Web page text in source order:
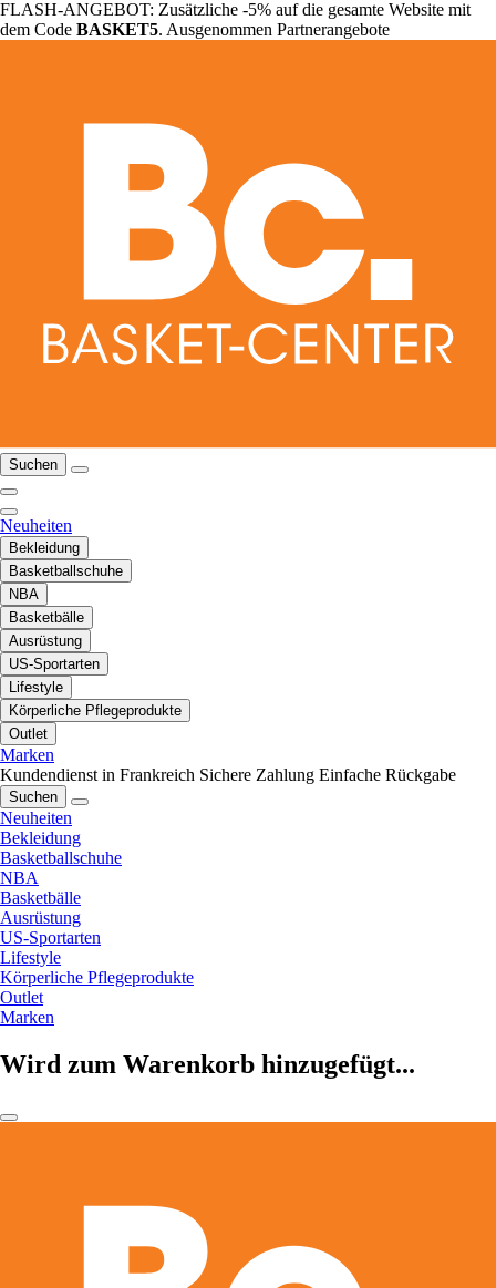
FLASH-ANGEBOT: Zusätzliche -5% auf die gesamte Website mit
dem Code BASKET5. Ausgenommen Partnerangebote
Suchen
Neuheiten
Bekleidung
Basketballschuhe
NBA
Basketbälle
Ausrüstung
US-Sportarten
Lifestyle
Körperliche Pflegeprodukte
Outlet
Marken
Kundendienst in Frankreich Sichere Zahlung Einfache Rückgabe
Suchen
Neuheiten
Bekleidung
Basketballschuhe
NBA
Basketbälle
Ausrüstung
US-Sportarten
Lifestyle
Körperliche Pflegeprodukte
Outlet
Marken
Wird zum Warenkorb hinzugefügt...